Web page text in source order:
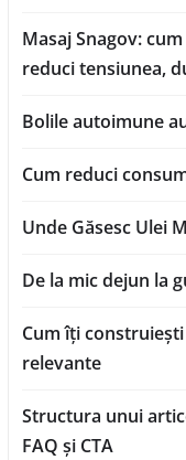
Masaj Snagov:
reduci tensiunea,
Bolile autoimune
Cum reduci
Unde Găsesc Ulei
De la mic dejun la
Cum îți
relevante
Structura unui
FAQ și CTA